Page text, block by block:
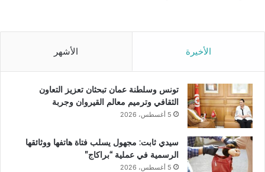
الأخيرة الأشهر
تونس وسلطنة عمان تبحثان تعزيز التعاون
الثقافي وترميم معالم القيروان وجربة
5 أغسطس، 2026
سيدي ثابت: مجهول يسلب فتاة هاتفها ووثائقها
الرسمية في عملية “براكاج”
5 أغسطس، 2026